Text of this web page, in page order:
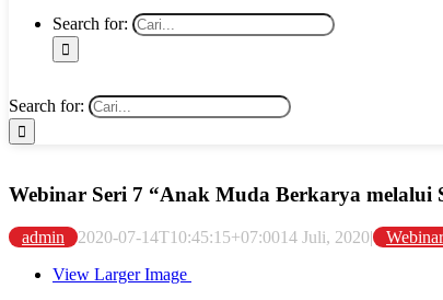
Search for:
Search for:
Webinar Seri 7 “Anak Muda Berkarya melalui
admin 2020-07-14T10:45:15+07:0014 Juli, 2020| Webinar
View Larger Image